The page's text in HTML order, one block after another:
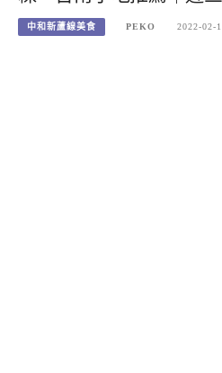
中和新蘆線美食 PEKO 2022-02-